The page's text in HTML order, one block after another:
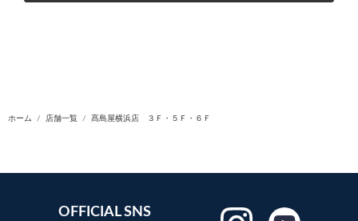
ホーム 店舗一覧 髙島屋横浜店 ３Ｆ・５Ｆ・６Ｆ
OFFICIAL SNS